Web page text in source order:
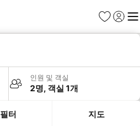
즐겨찾기
로그인
메
인원 및 객실
2명, 객실 1개
필터 지도